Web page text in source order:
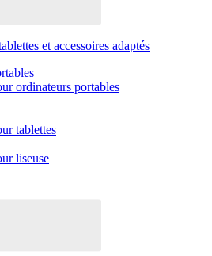
et accessoires adaptés
ordinateurs portables
tablettes
liseuse